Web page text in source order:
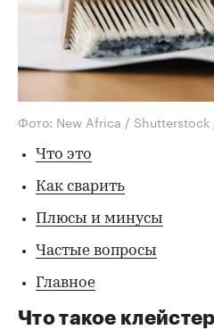
Фото: New Africa / Shutterstock
Что это
Как сварить
Плюсы и минусы
Частые вопросы
Главное
Что такое клейстер